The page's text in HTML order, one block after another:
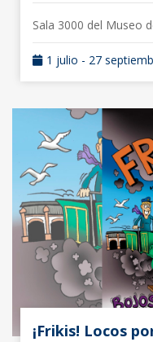
Sala 3000 del Museo
1 julio - 27
¡Frikis! Locos